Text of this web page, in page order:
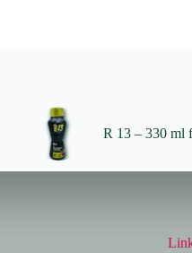
R 13 – 330 ml